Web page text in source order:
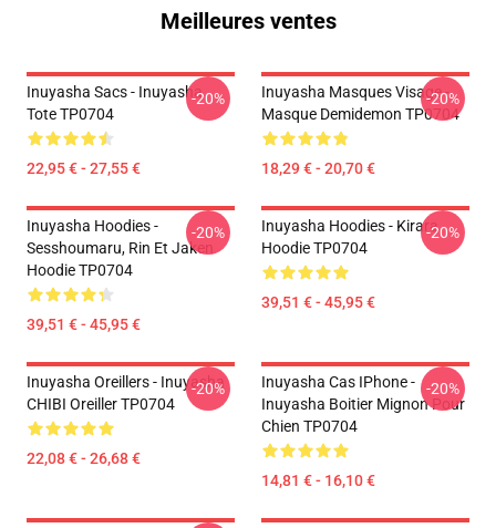
Meilleures ventes
Inuyasha Sacs - Inuyasha
Tote TP0704
22,95 € - 27,55 €
-20%
Inuyasha Masques Visage -
Masque Demidemon TP0704
18,29 € - 20,70 €
-20%
Inuyasha Hoodies -
Sesshoumaru, Rin Et Jaken
Hoodie TP0704
39,51 € - 45,95 €
-20%
Inuyasha Hoodies - Kirara
Hoodie TP0704
39,51 € - 45,95 €
-20%
Inuyasha Oreillers - Inuyasha
CHIBI Oreiller TP0704
22,08 € - 26,68 €
-20%
Inuyasha Cas IPhone -
Inuyasha Boitier Mignon Pour
Chien TP0704
14,81 € - 16,10 €
-20%